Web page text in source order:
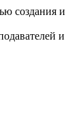
создания и
и